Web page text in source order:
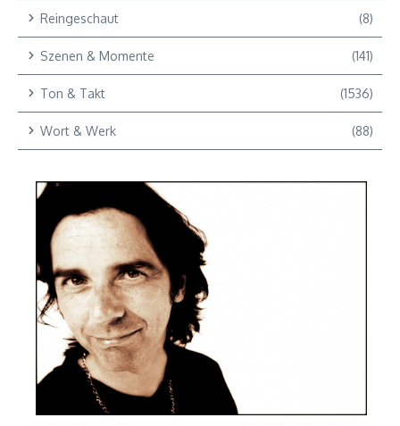
Reingeschaut (8)
Szenen & Momente (141)
Ton & Takt (1536)
Wort & Werk (88)